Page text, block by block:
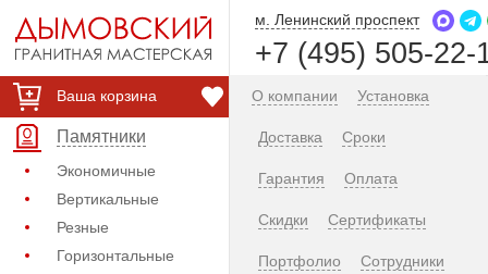
Ваша корзина
Памятники
Экономичные
Вертикальные
Резные
Горизонтальные
м. Ленинский проспект
+7 (495) 505-22-
О компании Установка
Доставка Сроки
Гарантия Оплата
Скидки Сертификаты
Портфолио Сотрудники